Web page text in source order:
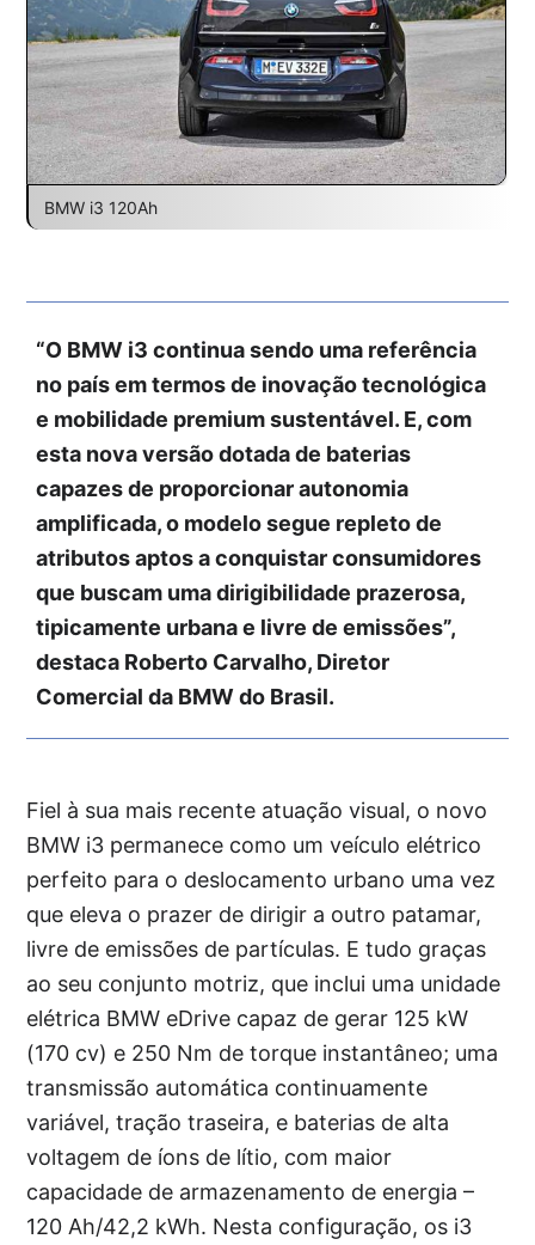
BMW i3 120Ah
“O BMW i3 continua sendo uma referência
no país em termos de inovação tecnológica
e mobilidade premium sustentável. E, com
esta nova versão dotada de baterias
capazes de proporcionar autonomia
amplificada, o modelo segue repleto de
atributos aptos a conquistar consumidores
que buscam uma dirigibilidade prazerosa,
tipicamente urbana e livre de emissões”,
destaca Roberto Carvalho, Diretor
Comercial da BMW do Brasil.
Fiel à sua mais recente atuação visual, o novo
BMW i3 permanece como um veículo elétrico
perfeito para o deslocamento urbano uma vez
que eleva o prazer de dirigir a outro patamar,
livre de emissões de partículas. E tudo graças
ao seu conjunto motriz, que inclui uma unidade
elétrica BMW eDrive capaz de gerar 125 kW
(170 cv) e 250 Nm de torque instantâneo; uma
transmissão automática continuamente
variável, tração traseira, e baterias de alta
voltagem de íons de lítio, com maior
capacidade de armazenamento de energia –
120 Ah/42,2 kWh. Nesta configuração, os i3